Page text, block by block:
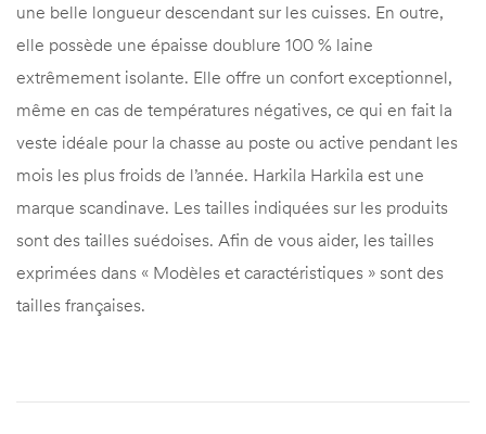
une belle longueur descendant sur les cuisses. En outre,
elle possède une épaisse doublure 100 % laine
extrêmement isolante. Elle offre un confort exceptionnel,
même en cas de températures négatives, ce qui en fait la
veste idéale pour la chasse au poste ou active pendant les
mois les plus froids de l’année. Harkila Harkila est une
marque scandinave. Les tailles indiquées sur les produits
sont des tailles suédoises. Afin de vous aider, les tailles
exprimées dans « Modèles et caractéristiques » sont des
tailles françaises.